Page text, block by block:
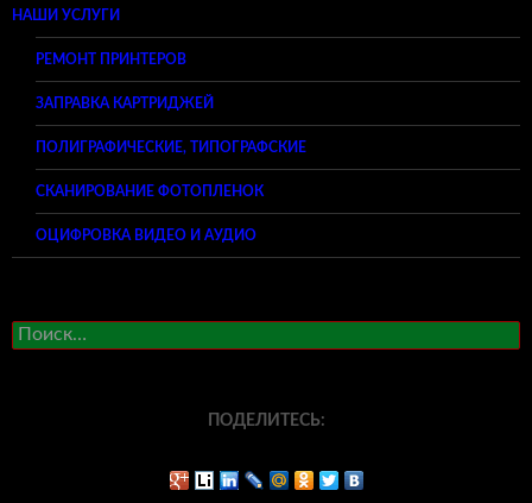
НАШИ УСЛУГИ
РЕМОНТ ПРИНТЕРОВ
ЗАПРАВКА КАРТРИДЖЕЙ
ПОЛИГРАФИЧЕСКИЕ, ТИПОГРАФСКИЕ
СКАНИРОВАНИЕ ФОТОПЛЕНОК
ОЦИФРОВКА ВИДЕО И АУДИО
Найти:
ПОДЕЛИТЕСЬ: